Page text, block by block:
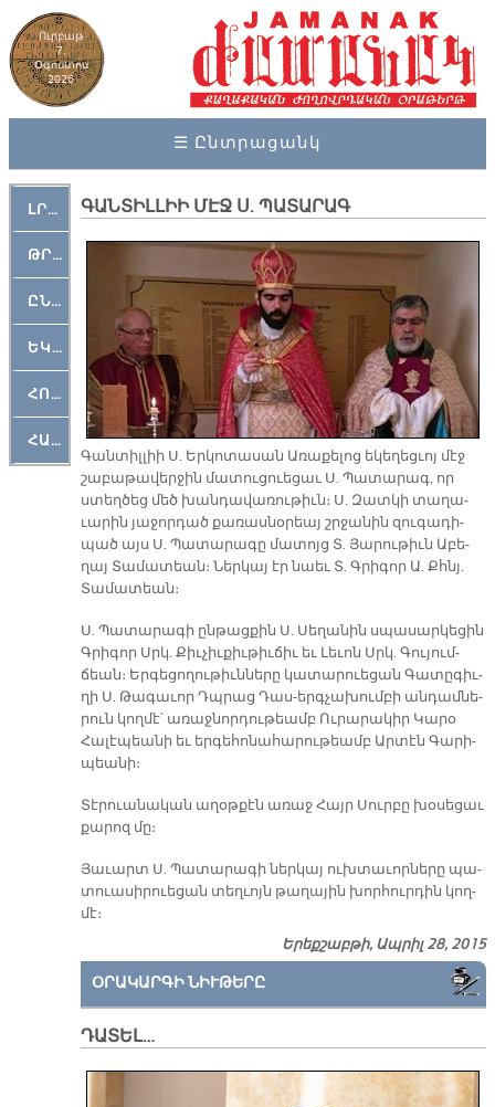
Ուրբաթ
7,
Օգոստոս
2026
☰ Ընտրացանկ
ԼՐԱՀՈՍ
ԹՐՔԱՀԱՅ ԿԵԱՆՔ
ԸՆԿԵՐԱՄՇԱԿՈՒԹԱՅԻՆ
ԵԿԵՂԵՑԱԿԱՆ
ՀՈԳԵՄՏԱՒՈՐ
ՀԱՐԹԱԿ
ԳԱՆՏԻԼԼԻԻ ՄԷՋ Ս. ՊԱՏԱՐԱԳ
Գան­տիլ­լիի Ս. Եր­կո­տա­սան Ա­ռա­քե­լոց ե­կե­ղեց­ւոյ մէջ
շա­բա­թա­վեր­ջին մա­տու­ցուե­ցաւ Ս. Պա­տա­րագ, որ
ստեղ­ծեց մեծ խան­դա­վա­ռու­թիւն։ Ս. Զատ­կի տա­ղա­
ւա­րին յա­ջոր­դած քա­ռաս­նօ­րեայ շրջա­նին զու­գա­դի­
պած այս Ս. Պա­տա­րա­գը մա­տոյց Տ. Յա­րու­թիւն Ա­բե­
ղայ Տա­մա­տեան։ Ներ­կայ էր նաեւ Տ. Գրի­գոր Ա. Քհնյ.
Տա­մա­տեան։
Ս. Պա­տա­րա­գի ըն­թաց­քին Ս. Սե­ղա­նին սպա­սար­կե­ցին
Գրի­գոր Սրկ. Քիւ­չիւ­քիւ­թիւ­ճիւ եւ Լե­ւոն Սրկ. Գու­յում­
ճեան։ Եր­գե­ցո­ղու­թիւն­նե­րը կա­տա­րուե­ցան Գա­տը­գիւ­
ղի Ս. Թա­գա­ւոր Դպրաց Դաս-երգ­չա­խում­բի ան­դամ­նե­
րուն կող­մէ՝ ա­ռաջ­նոր­դու­թեամբ Ու­րա­րա­կիր Կա­րօ
Հա­լէ­պեա­նի եւ եր­գե­հո­նա­հա­րու­թեամբ Ար­տէն Գա­րի­
պեա­նի։
Տէ­րուա­նա­կան ա­ղօթ­քէն ա­ռաջ Հայր Սուր­բը խօ­սե­ցաւ
քա­րոզ մը։
Յա­ւարտ Ս. Պա­տա­րա­գի ներ­կայ ուխ­տա­ւոր­նե­րը պա­
տուա­սի­րուե­ցան տեղ­ւոյն թա­ղա­յին խոր­հուր­դին կող­
մէ։
Երեքշաբթի, Ապրիլ 28, 2015
ՕՐԱԿԱՐԳԻ ՆԻՒԹԵՐԸ
ԴԱՏԵԼ…